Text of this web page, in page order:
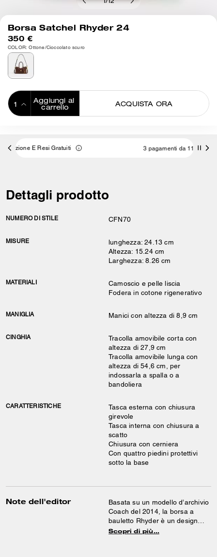
1/12
Borsa Satchel Rhyder 24
350 €
COLOR: Ottone/Cioccolato scuro
Aggiungi al
carrello
ACQUISTA ORA
3 pagamenti da 116,66 € a interessi 0% con
Dettagli prodotto
NUMERO DI STILE CFN70
MISURE
lunghezza: 24.13 cm
Altezza: 15.24 cm
Larghezza: 8.26 cm
MATERIALI
Camoscio e pelle liscia
Fodera in cotone rigenerativo
MANIGLIA Manici con altezza di 8,9 cm
CINGHIA
Tracolla amovibile corta con
altezza di 27,9 cm
Tracolla amovibile lunga con
altezza di 54,6 cm, per
indossarla a spalla o a
bandoliera
CARATTERISTICHE
Tasca esterna con chiusura
girevole
Tasca interna con chiusura a
scatto
Chiusura con cerniera
Con quattro piedini protettivi
sotto la base
Note dell'editor
Basata su un modello d’archivio
Coach del 2014, la borsa a
bauletto Rhyder è un design
capiente, che offre spazio per
Scopri di più…